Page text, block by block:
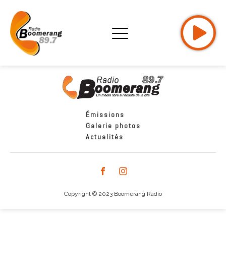
Émissions
Galerie photos
Actualités
Copyright © 2023 Boomerang Radio